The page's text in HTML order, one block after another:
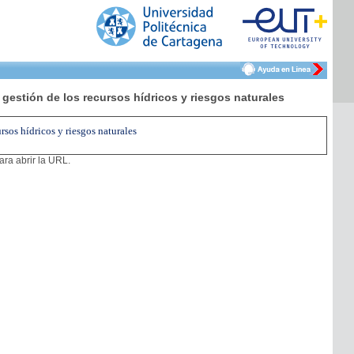
de los recursos hídricos y riesgos naturales
hídricos y riesgos naturales
abrir la URL.